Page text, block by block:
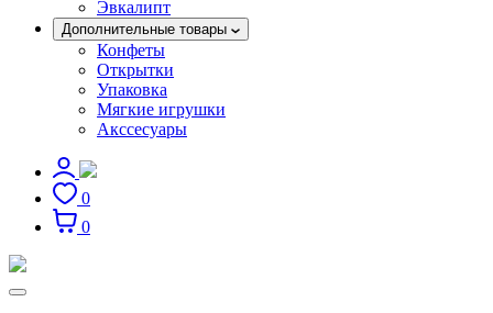
Эвкалипт
Дополнительные товары
Конфеты
Открытки
Упаковка
Мягкие игрушки
Акссесуары
0
0